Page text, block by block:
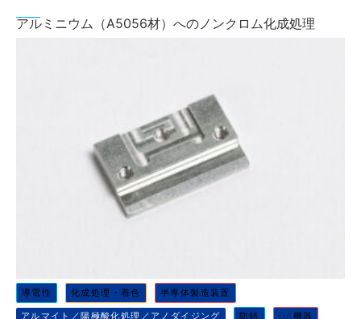
アルミニウム（A5056材）へのノンクロム化成処理
導電性 化成処理・着色 半導体製造装置
アルマイト／陽極酸化処理／アノダイジング 防錆 OA機器